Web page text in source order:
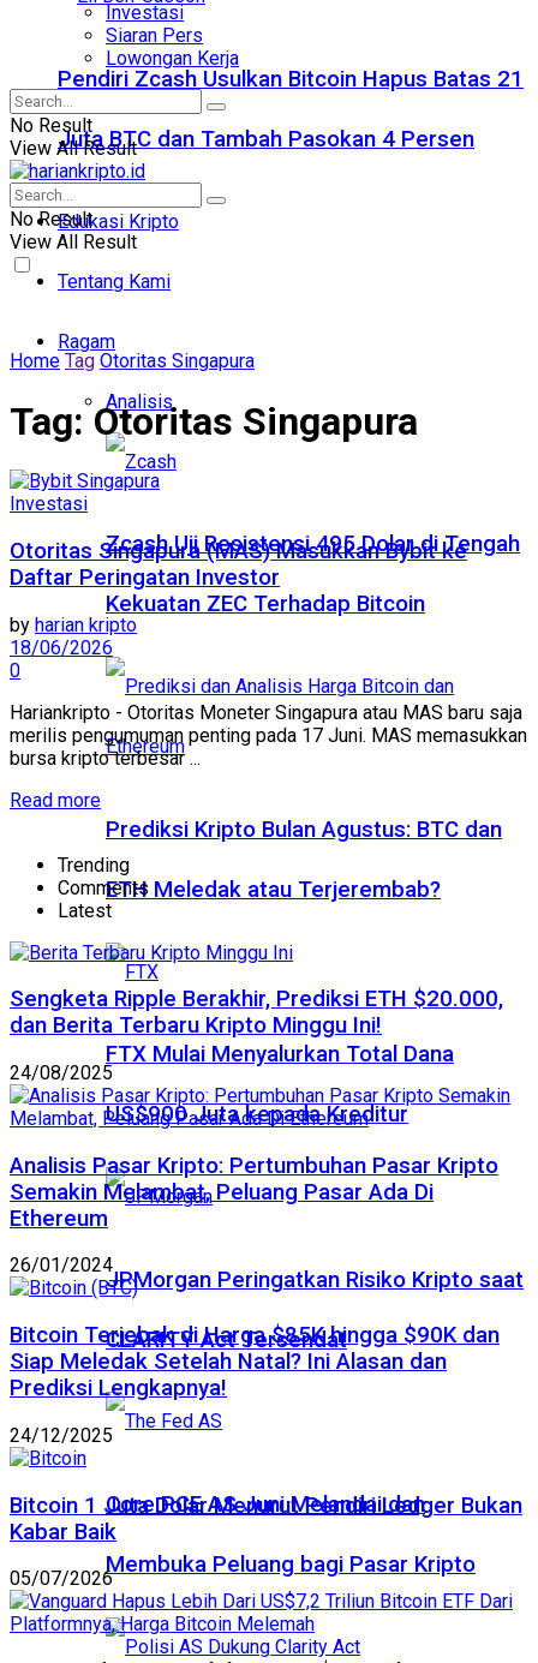
Pendiri Zcash Usulkan Bitcoin Hapus Batas 21
Juta BTC dan Tambah Pasokan 4 Persen
Edukasi Kripto
Tentang Kami
Ragam
Analisis
Zcash Uji Resistensi 495 Dolar di Tengah
Kekuatan ZEC Terhadap Bitcoin
Prediksi Kripto Bulan Agustus: BTC dan
ETH Meledak atau Terjerembab?
FTX Mulai Menyalurkan Total Dana
US$900 Juta kepada Kreditur
JPMorgan Peringatkan Risiko Kripto saat
CLARITY Act Tersendat
Core PCE AS Juni Melandai dan
Membuka Peluang bagi Pasar Kripto
Investasi
Siaran Pers
Lowongan Kerja
No Result
View All Result
No Result
View All Result
Home Tag Otoritas Singapura
Tag:Otoritas Singapura
Investasi
Otoritas Singapura (MAS) Masukkan Bybit ke
Daftar Peringatan Investor
by harian kripto
18/06/2026
0
Hariankripto - Otoritas Moneter Singapura atau MAS baru saja
merilis pengumuman penting pada 17 Juni. MAS memasukkan
bursa kripto terbesar ...
Read more
Trending
Comments
Latest
Sengketa Ripple Berakhir, Prediksi ETH $20.000,
dan Berita Terbaru Kripto Minggu Ini!
24/08/2025
Analisis Pasar Kripto: Pertumbuhan Pasar Kripto
Semakin Melambat, Peluang Pasar Ada Di
Ethereum
26/01/2024
Bitcoin Terjebak di Harga $85K hingga $90K dan
Siap Meledak Setelah Natal? Ini Alasan dan
Prediksi Lengkapnya!
24/12/2025
Bitcoin 1 Juta Dolar Menurut Pendiri Ledger Bukan
Kabar Baik
05/07/2026